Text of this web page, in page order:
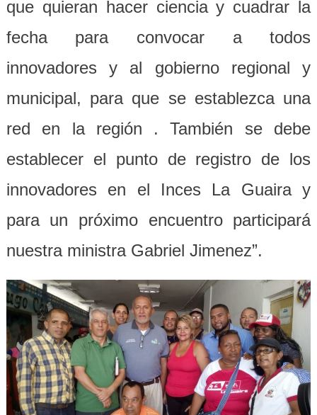
que quieran hacer ciencia y cuadrar la
fecha para convocar a todos
innovadores y al gobierno regional y
municipal, para que se establezca una
red en la región . También se debe
establecer el punto de registro de los
innovadores en el Inces La Guaira y
para un próximo encuentro participará
nuestra ministra Gabriel Jimenez”.